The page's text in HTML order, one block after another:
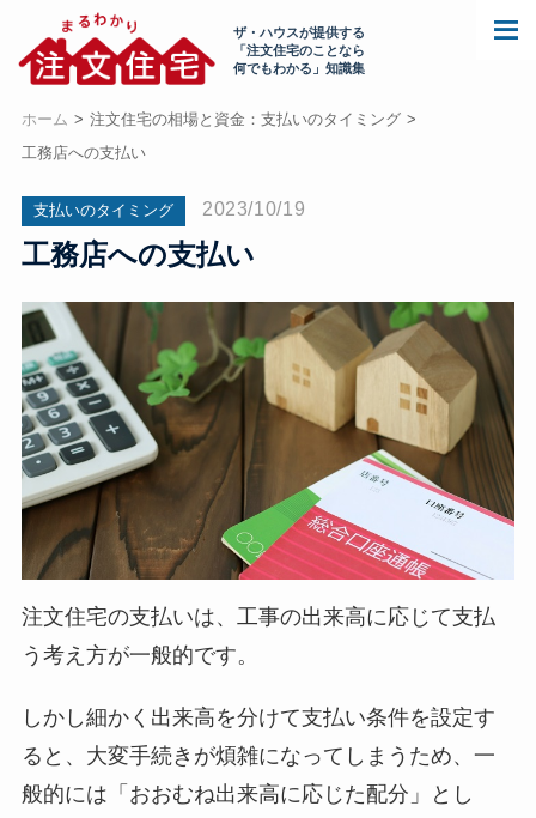
ザ・ハウスが提供する
「注文住宅のことなら
何でもわかる」知識集
ホーム
注文住宅の相場と資金：支払いのタイミング
工務店への支払い
支払いのタイミング 2023/10/19
工務店への支払い
注文住宅の支払いは、工事の出来高に応じて支払
う考え方が一般的です。
しかし細かく出来高を分けて支払い条件を設定す
ると、大変手続きが煩雑になってしまうため、一
般的には「おおむね出来高に応じた配分」とし